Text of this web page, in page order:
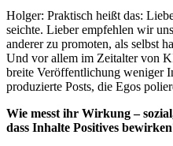
Holger: Praktisch heißt das:
seichte. Lieber empfehlen wir
anderer zu promoten, als selbst
Und vor allem im Zeitalter von
breite Veröffentlichung weniger
produzierte Posts, die Egos
Wie messt ihr Wirkung –
dass Inhalte Positives